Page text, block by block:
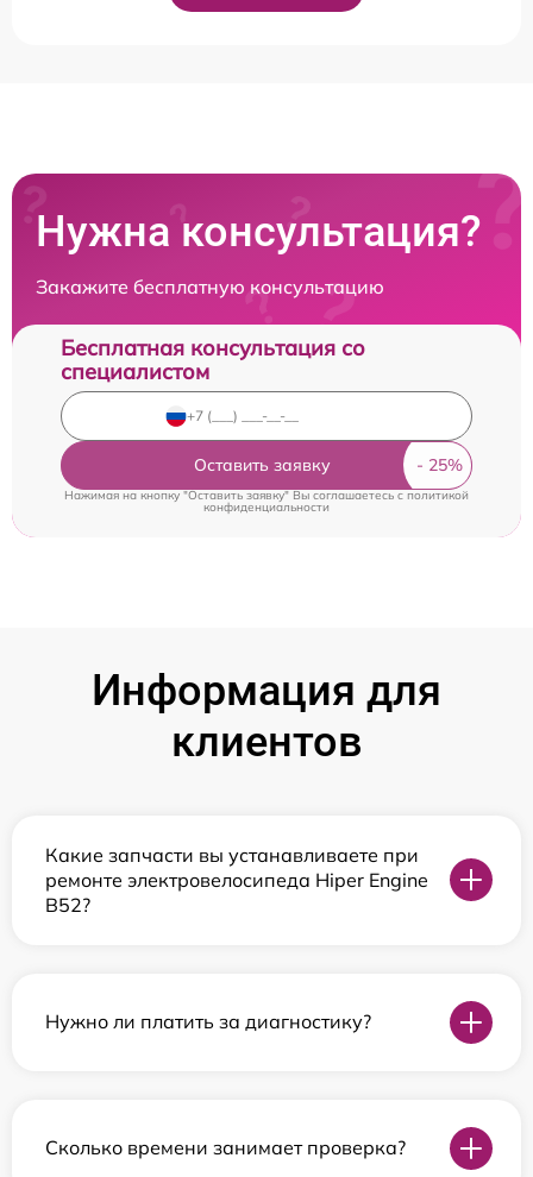
Нужна консультация?
Закажите бесплатную консультацию
Бесплатная консультация со
специалистом
Оставить заявку
Нажимая на кнопку "Оставить заявку" Вы соглашаетесь cполитикой
конфиденциальности
Информация для
клиентов
Какие запчасти вы устанавливаете при
ремонте электровелосипеда Hiper Engine
B52?
Нужно ли платить за диагностику?
Сколько времени занимает проверка?